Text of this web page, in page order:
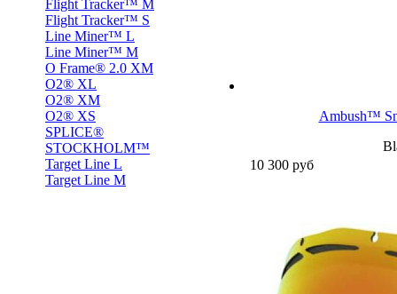
Flight Tracker™ M
Flight Tracker™ S
Line Miner™ L
Line Miner™ M
O Frame® 2.0 XM
O2® XL
O2® XM
O2® XS
SPLICE®
STOCKHOLM™
Target Line L
Target Line M
Ambush™
10 300 руб